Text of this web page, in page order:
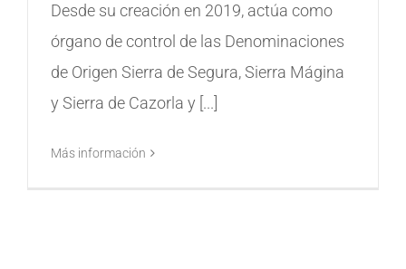
Desde su creación en 2019, actúa como
órgano de control de las Denominaciones
de Origen Sierra de Segura, Sierra Mágina
y Sierra de Cazorla y [...]
Más información